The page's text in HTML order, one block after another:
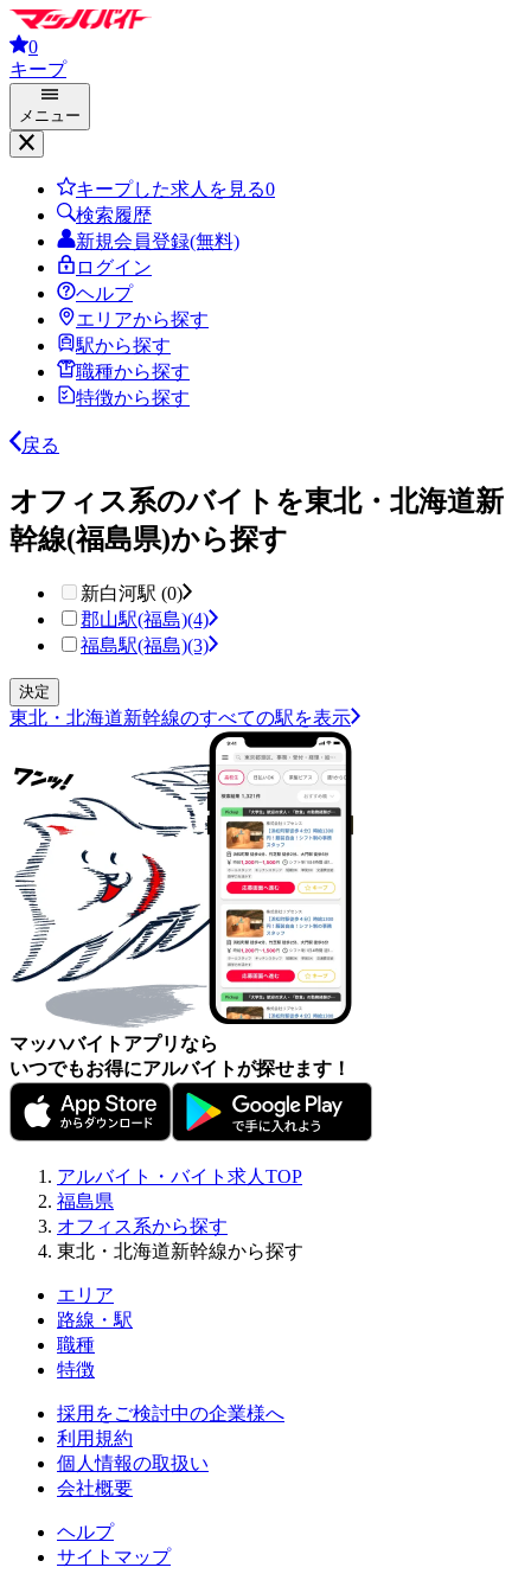
0
キープ
メニュー
キープした求人を見る0
検索履歴
新規会員登録(無料)
ログイン
ヘルプ
エリアから探す
駅から探す
職種から探す
特徴から探す
戻る
オフィス系のバイトを東北・北海道新
幹線(福島県)から探す
新白河駅 (0)
郡山駅(福島)(4)
福島駅(福島)(3)
東北・北海道新幹線のすべての駅を表示
マッハバイトアプリなら
いつでもお得にアルバイトが探せます！
アルバイト・バイト求人TOP
福島県
オフィス系から探す
東北・北海道新幹線から探す
エリア
路線・駅
職種
特徴
採用をご検討中の企業様へ
利用規約
個人情報の取扱い
会社概要
ヘルプ
サイトマップ